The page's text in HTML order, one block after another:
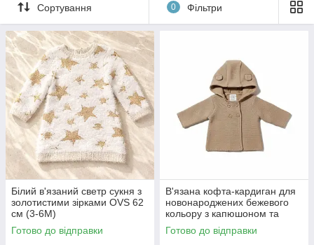
Сортування 0 Фільтри
Білий в'язаний светр сукня з
золотистими зірками OVS 62
см (3-6М)
Готово до відправки
В'язана кофта-кардиган для
новонароджених бежевого
кольору з капюшоном та
декоративними вушками
Готово до відправки